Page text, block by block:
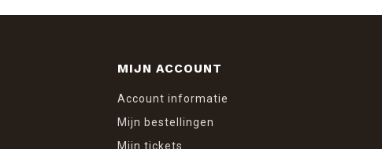
MIJN ACCOUNT
Account informatie
Mijn bestellingen
Mijn tickets